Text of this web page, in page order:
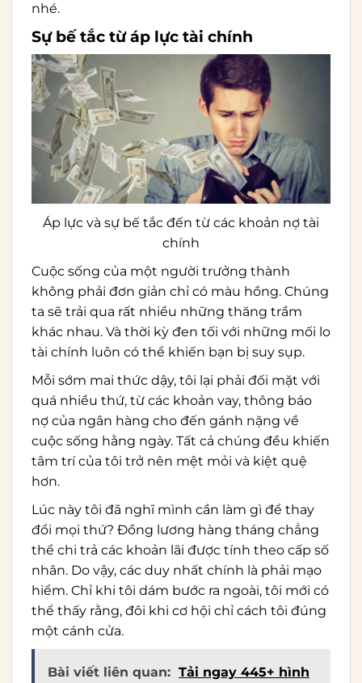
nhé.
Sự bế tắc từ áp lực tài chính
Áp lực và sự bế tắc đến từ các khoản nợ tài
chính
Cuộc sống của một người trưởng thành
không phải đơn giản chỉ có màu hồng. Chúng
ta sẽ trải qua rất nhiều những thăng trầm
khác nhau. Và thời kỳ đen tối với những mối lo
tài chính luôn có thể khiến bạn bị suy sụp.
Mỗi sớm mai thức dậy, tôi lại phải đối mặt với
quá nhiều thứ, từ các khoản vay, thông báo
nợ của ngân hàng cho đến gánh nặng về
cuộc sống hằng ngày. Tất cả chúng đều khiến
tâm trí của tôi trở nên mệt mỏi và kiệt quệ
hơn.
Lúc này tôi đã nghĩ mình cần làm gì để thay
đổi mọi thứ? Đồng lương hàng tháng chẳng
thể chi trả các khoản lãi được tính theo cấp số
nhân. Do vậy, các duy nhất chính là phải mạo
hiểm. Chỉ khi tôi dám bước ra ngoài, tôi mới có
thể thấy rằng, đôi khi cơ hội chỉ cách tôi đúng
một cánh cửa.
Bài viết liên quan: Tải ngay 445+ hình